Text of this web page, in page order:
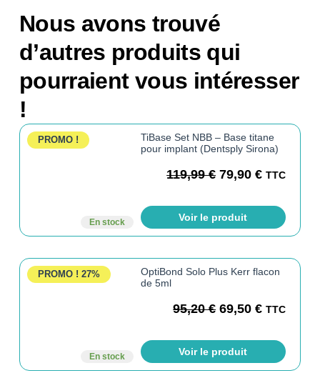
Nous avons trouvé
d’autres produits qui
pourraient vous intéresser
!
PROMO !
En stock
TiBase Set NBB – Base titane
pour implant (Dentsply Sirona)
119,99€ 79,90€ TTC
Voir le produit
PROMO ! 27%
En stock
OptiBond Solo Plus Kerr flacon
de 5ml
95,20€ 69,50€ TTC
Voir le produit